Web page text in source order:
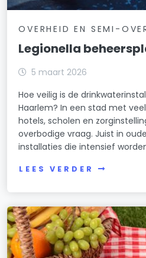
OVERHEID EN SEMI-
Legionella
5 maart 2026
Hoe veilig is de
Haarlem? In een stad met
hotels, scholen en
overbodige vraag. Juist in
installaties die intensief
LEES VERDER